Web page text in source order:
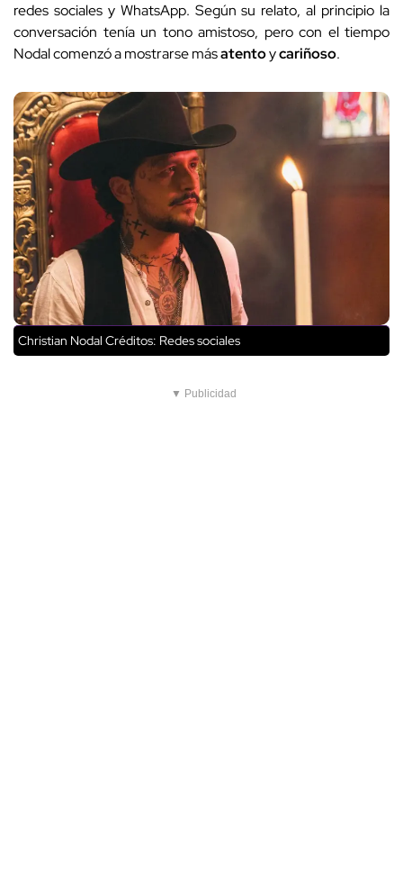
redes sociales y WhatsApp. Según su relato, al principio la
conversación tenía un tono amistoso, pero con el tiempo
Nodal comenzó a mostrarse másatentoycariñoso.
Christian Nodal Créditos: Redes sociales
▼ Publicidad